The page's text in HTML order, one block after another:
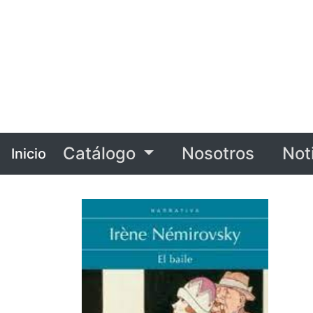
Inicio Catálogo Nosotros